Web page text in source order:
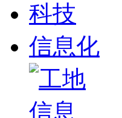
科技
信息化